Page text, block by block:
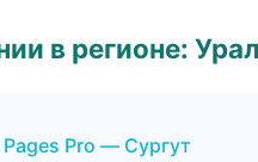
в регионе:
Pro — Сургут